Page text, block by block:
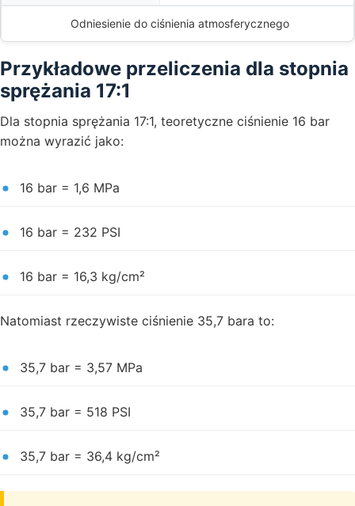
Odniesienie do ciśnienia atmosferycznego
Przykładowe przeliczenia dla stopnia
sprężania 17:1
Dla stopnia sprężania 17:1, teoretyczne ciśnienie 16 bar
można wyrazić jako:
16 bar = 1,6 MPa
16 bar = 232 PSI
16 bar = 16,3 kg/cm²
Natomiast rzeczywiste ciśnienie 35,7 bara to:
35,7 bar = 3,57 MPa
35,7 bar = 518 PSI
35,7 bar = 36,4 kg/cm²